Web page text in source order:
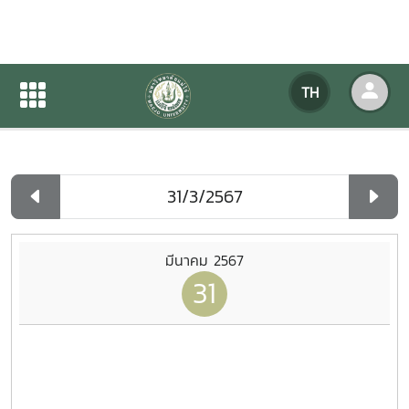
TH
ปฏิทินกิจกรรมของหน่วยงาน
ปฏิทินกิจกรรมของหน่วยงาน
มีนาคม 2567
31